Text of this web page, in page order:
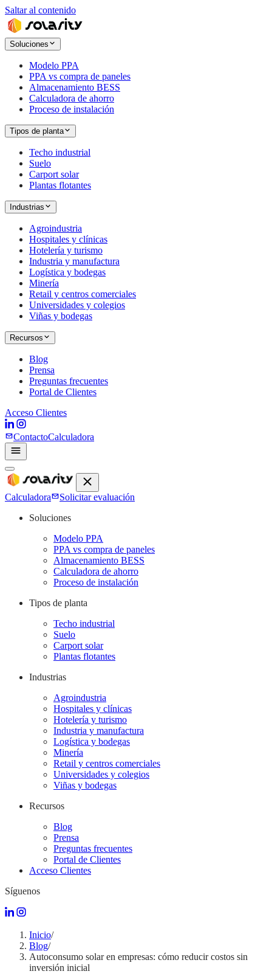
Saltar al contenido
Soluciones
Modelo PPA
PPA vs compra de paneles
Almacenamiento BESS
Calculadora de ahorro
Proceso de instalación
Tipos de planta
Techo industrial
Suelo
Carport solar
Plantas flotantes
Industrias
Agroindustria
Hospitales y clínicas
Hotelería y turismo
Industria y manufactura
Logística y bodegas
Minería
Retail y centros comerciales
Universidades y colegios
Viñas y bodegas
Recursos
Blog
Prensa
Preguntas frecuentes
Portal de Clientes
Acceso Clientes
ContactoCalculadora
Calculadora
Solicitar evaluación
Soluciones
Modelo PPA
PPA vs compra de paneles
Almacenamiento BESS
Calculadora de ahorro
Proceso de instalación
Tipos de planta
Techo industrial
Suelo
Carport solar
Plantas flotantes
Industrias
Agroindustria
Hospitales y clínicas
Hotelería y turismo
Industria y manufactura
Logística y bodegas
Minería
Retail y centros comerciales
Universidades y colegios
Viñas y bodegas
Recursos
Blog
Prensa
Preguntas frecuentes
Portal de Clientes
Acceso Clientes
Síguenos
Inicio/
Blog/
Autoconsumo solar en empresas: cómo reducir costos sin
inversión inicial